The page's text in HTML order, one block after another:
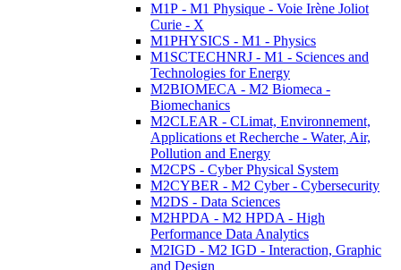
M1P - M1 Physique - Voie Irène Joliot
Curie - X
M1PHYSICS - M1 - Physics
M1SCTECHNRJ - M1 - Sciences and
Technologies for Energy
M2BIOMECA - M2 Biomeca -
Biomechanics
M2CLEAR - CLimat, Environnement,
Applications et Recherche - Water, Air,
Pollution and Energy
M2CPS - Cyber Physical System
M2CYBER - M2 Cyber - Cybersecurity
M2DS - Data Sciences
M2HPDA - M2 HPDA - High
Performance Data Analytics
M2IGD - M2 IGD - Interaction, Graphic
and Design